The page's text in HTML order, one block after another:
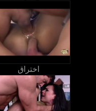
اختراق